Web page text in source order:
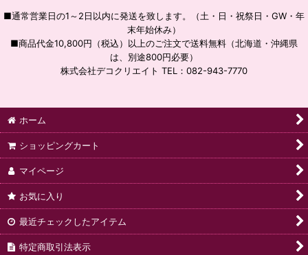
■通常営業日の1～2日以内に発送を致します。（土・日・祝祭日・GW・年
末年始休み）
■商品代金10,800円（税込）以上のご注文で送料無料（北海道・沖縄県
は、別途800円必要）
株式会社デコクリエイト TEL：082-943-7770
ホーム
ショッピングカート
マイページ
お気に入り
最近チェックしたアイテム
特定商取引法表示